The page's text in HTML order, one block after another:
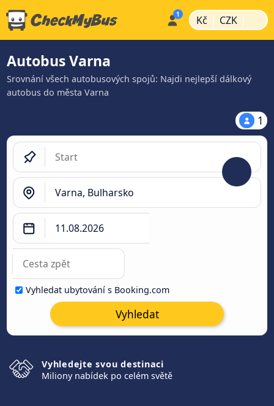
Kč | CZK |
Autobus Varna
Srovnání všech autobusových spojů: Najdi nejlepší dálkový
autobus do města Varna
1
Vyhledat ubytování s Booking.com
Vyhledat
Vyhledejte svou destinaci
Miliony nabídek po celém světě